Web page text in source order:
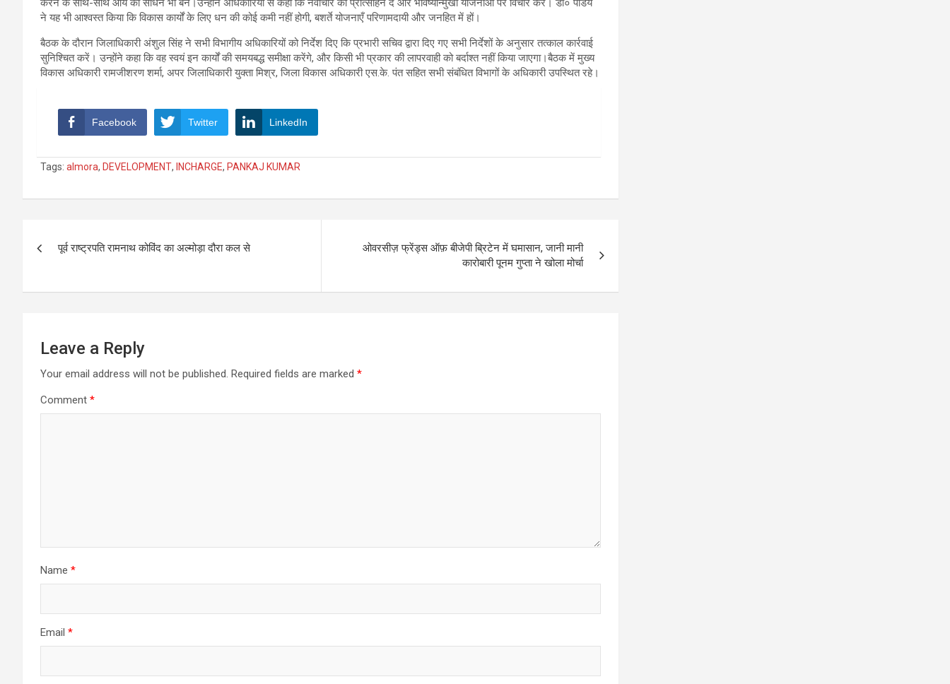
करने के साथ-साथ आय का साधन भी बनें।उन्होंने अधिकारियों से कहा कि नवाचार को प्रोत्साहन दें और भविष्योन्मुखी योजनाओं पर विचार करें। डॉ० पांडेय
ने यह भी आश्वस्त किया कि विकास कार्यों के लिए धन की कोई कमी नहीं होगी, बशर्ते योजनाएँ परिणामदायी और जनहित में हों।
बैठक के दौरान जिलाधिकारी अंशुल सिंह ने सभी विभागीय अधिकारियों को निर्देश दिए कि प्रभारी सचिव द्वारा दिए गए सभी निर्देशों के अनुसार तत्काल कार्रवाई
सुनिश्चित करें। उन्होंने कहा कि वह स्वयं इन कार्यों की समयबद्ध समीक्षा करेंगे, और किसी भी प्रकार की लापरवाही को बर्दाश्त नहीं किया जाएगा।बैठक में मुख्य
विकास अधिकारी रामजीशरण शर्मा, अपर जिलाधिकारी युक्ता मिश्र, जिला विकास अधिकारी एस.के. पंत सहित सभी संबंधित विभागों के अधिकारी उपस्थित रहे।
Facebook Twitter LinkedIn
Tags: almora, DEVELOPMENT, INCHARGE, PANKAJ KUMAR
navigation
पूर्व राष्ट्रपति रामनाथ कोविंद का अल्मोड़ा दौरा कल से
ओवरसीज़ फ्रेंड्स ऑफ़ बीजेपी ब्रिटेन में घमासान, जानी मानी
कारोबारी पूनम गुप्ता ने खोला मोर्चा
Leave a Reply
Your email address will not be published. Required fields are marked *
Comment *
Name *
Email *